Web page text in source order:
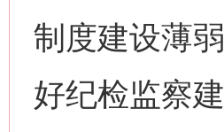
制度建设薄
好纪检监察